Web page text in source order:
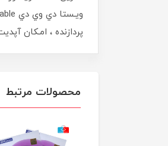
پردازنده ، امـکان
محصولات مرتبط